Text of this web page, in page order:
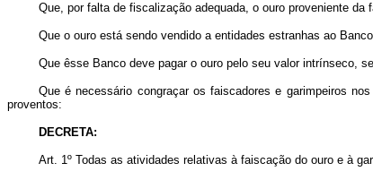
Que, por falta de fiscalização adequada, o ouro proveniente
Que o ouro está sendo vendido a entidades estranhas ao
Que êsse Banco deve pagar o ouro pelo seu valor intrínseco,
Que é necessário congraçar os faiscadores e garimpeiros
proventos:
DECRETA:
Art. 1º Todas as atividades relativas à faiscação do ouro e à